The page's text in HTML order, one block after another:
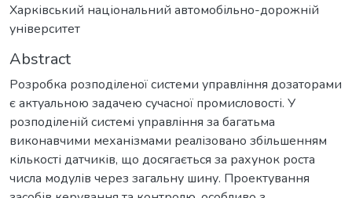
Харківський національний автомобільно-дорожній
університет
Abstract
Розробка розподіленої системи управління дозаторами
є актуальною задачею сучасної промисловості. У
розподіленій системі управління за багатьма
виконавчими механізмами реалізовано збільшенням
кількості датчиків, що досягається за рахунок роста
числа модулів через загальну шину. Проектування